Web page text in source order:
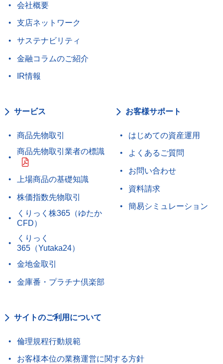
会社概要
支店ネットワーク
サステナビリティ
金融コラムのご紹介
IR情報
サービス
商品先物取引
商品先物取引業者の標識
上場商品の基礎知識
株価指数先物取引
くりっく株365（ゆたか
CFD）
くりっく
365（Yutaka24）
金地金取引
金庫番・プラチナ倶楽部
お客様サポート
はじめての資産運用
よくあるご質問
お問い合わせ
資料請求
簡易シミュレーション
サイトのご利用について
倫理規程行動規範
お客様本位の業務運営に関する方針